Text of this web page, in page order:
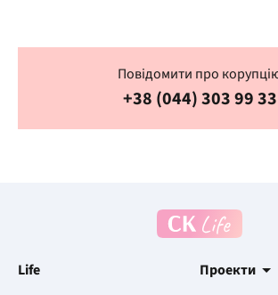
Повідомити про
+38 (044) 303 99 33
Life
Проекти